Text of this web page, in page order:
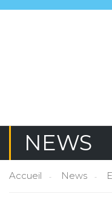
NEWS
Accueil News